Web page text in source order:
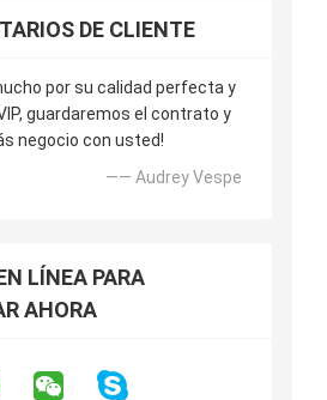
DE CLIENTE
por su calidad perfecta y
guardaremos el contrato y
negocio con usted!
—— Audrey Vespe
LÍNEA PARA
AHORA